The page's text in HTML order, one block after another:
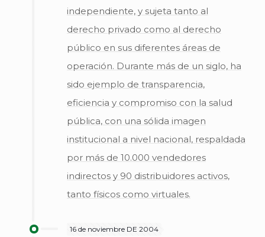
independiente, y sujeta tanto al
derecho privado como al derecho
público en sus diferentes áreas de
operación. Durante más de un siglo, ha
sido ejemplo de transparencia,
eficiencia y compromiso con la salud
pública, con una sólida imagen
institucional a nivel nacional, respaldada
por más de 10.000 vendedores
indirectos y 90 distribuidores activos,
tanto físicos como virtuales.
16 de noviembre DE 2004